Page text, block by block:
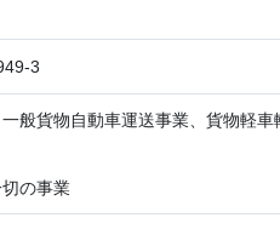
3
般貨物自動車運送事業、貨物軽
の事業